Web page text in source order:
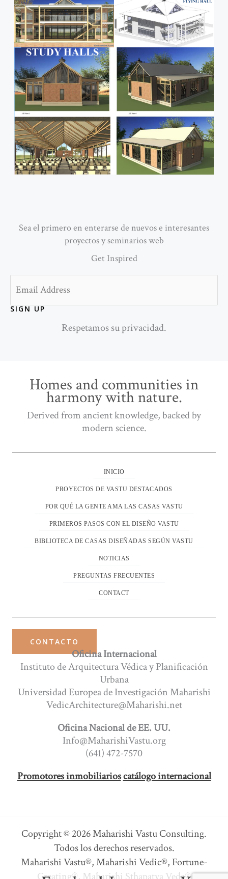
Sea el primero en enterarse de nuevos e interesantes
proyectos y seminarios web
Get Inspired
SIGN UP
Respetamos su privacidad.
Homes and communities in
harmony with nature.
Derived from ancient knowledge, backed by
modern science.
INICIO
PROYECTOS DE VASTU DESTACADOS
POR QUÉ LA GENTE AMA LAS CASAS VASTU
PRIMEROS PASOS CON EL DISEÑO VASTU
BIBLIOTECA DE CASAS DISEÑADAS SEGÚN VASTU
NOTICIAS
PREGUNTAS FRECUENTES
CONTACT
CONTACTO
Oficina Internacional
Instituto de Arquitectura Védica y Planificación
Urbana
Universidad Europea de Investigación Maharishi
VedicArchitecture@Maharishi.net
Oficina Nacional de EE. UU.
Info@MaharishiVastu.org
(641) 472-7570
Promotores inmobiliarioscatálogo internacional
Copyright © 2026 Maharishi Vastu Consulting.
Todos los derechos reservados.
Maharishi Vastu®, Maharishi Vedic®, Fortune-